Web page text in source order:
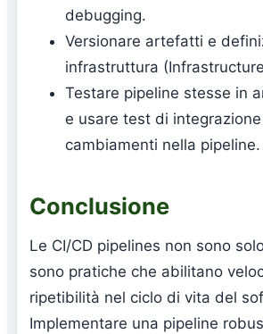
debugging.
Versionare artefatti e
infrastruttura
Testare pipeline stesse in
e usare test di
cambiamenti nella pipeline.
Conclusione
Le CI/CD pipelines non sono
sono pratiche che abilitano
ripetibilità nel ciclo di vita del
Implementare una pipeline